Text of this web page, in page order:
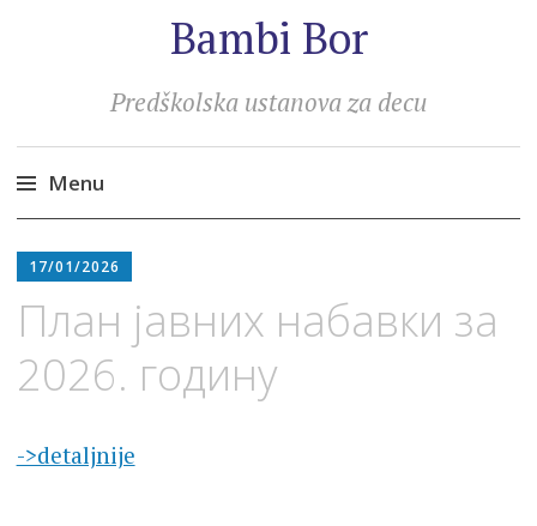
Bambi Bor
Predškolska ustanova za decu
Menu
to
17/01/2026
План јавних набавки за
2026. годину
->detaljnije